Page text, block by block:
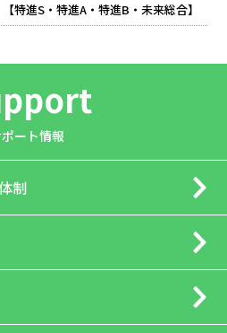
進S・特進A・特進B・未来総合】
ート情報
制